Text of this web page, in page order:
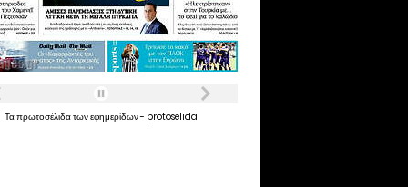
Ταπρωτοσέλιδατωνεφημερίδων- protoselida